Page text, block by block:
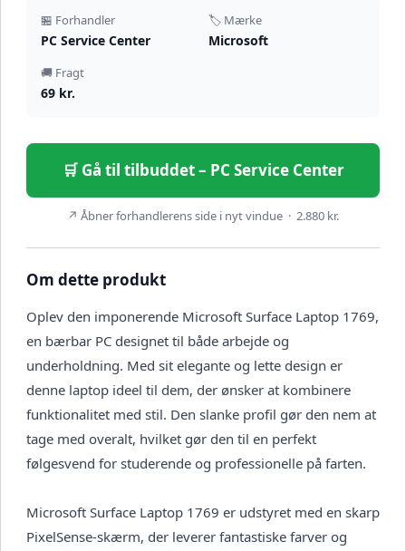
🏪 Forhandler
PC Service Center
🏷️ Mærke
Microsoft
🚚 Fragt
69 kr.
🛒 Gå til tilbuddet – PC Service Center
↗ Åbner forhandlerens side i nyt vindue · 2.880 kr.
Om dette produkt
Oplev den imponerende Microsoft Surface Laptop 1769,
en bærbar PC designet til både arbejde og
underholdning. Med sit elegante og lette design er
denne laptop ideel til dem, der ønsker at kombinere
funktionalitet med stil. Den slanke profil gør den nem at
tage med overalt, hvilket gør den til en perfekt
følgesvend for studerende og professionelle på farten.
Microsoft Surface Laptop 1769 er udstyret med en skarp
PixelSense-skærm, der leverer fantastiske farver og